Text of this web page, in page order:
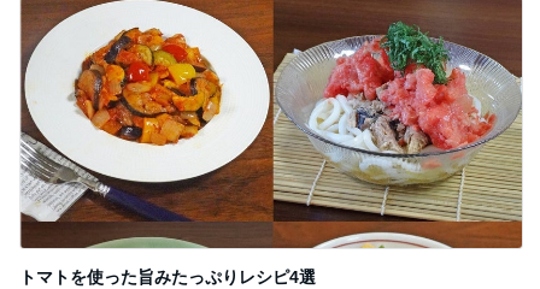
トマトを使った旨みたっぷりレシピ4選